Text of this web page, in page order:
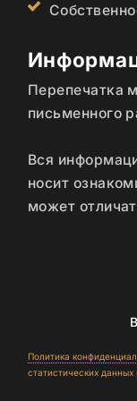
Перепечатка
письменного
Вся
носит
может
Политика
статистических